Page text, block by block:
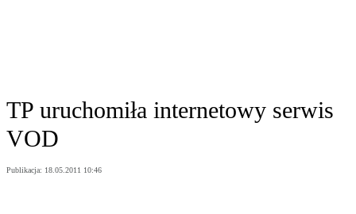
TP uruchomiła internetowy serwis
VOD
Publikacja: 18.05.2011 10:46